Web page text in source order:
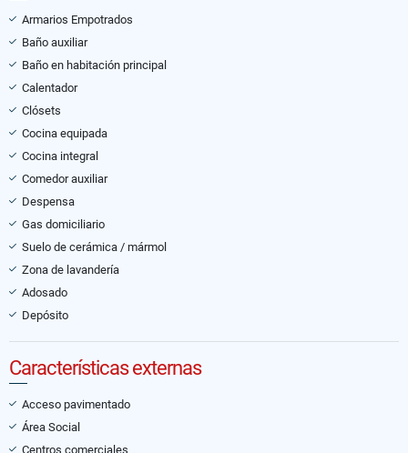
Armarios Empotrados
Baño auxiliar
Baño en habitación principal
Calentador
Clósets
Cocina equipada
Cocina integral
Comedor auxiliar
Despensa
Gas domiciliario
Suelo de cerámica / mármol
Zona de lavandería
Adosado
Depósito
Características externas
Acceso pavimentado
Área Social
Centros comerciales